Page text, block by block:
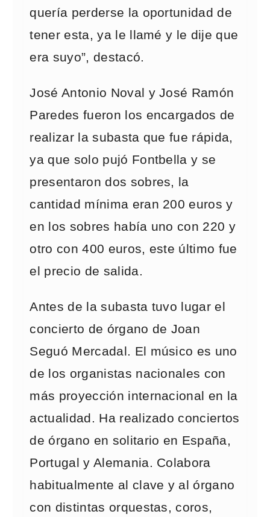
quería perderse la oportunidad de
tener esta, ya le llamé y le dije que
era suyo”, destacó.
José Antonio Noval y José Ramón
Paredes fueron los encargados de
realizar la subasta que fue rápida,
ya que solo pujó Fontbella y se
presentaron dos sobres, la
cantidad mínima eran 200 euros y
en los sobres había uno con 220 y
otro con 400 euros, este último fue
el precio de salida.
Antes de la subasta tuvo lugar el
concierto de órgano de Joan
Seguó Mercadal. El músico es uno
de los organistas nacionales con
más proyección internacional en la
actualidad. Ha realizado conciertos
de órgano en solitario en España,
Portugal y Alemania. Colabora
habitualmente al clave y al órgano
con distintas orquestas, coros,